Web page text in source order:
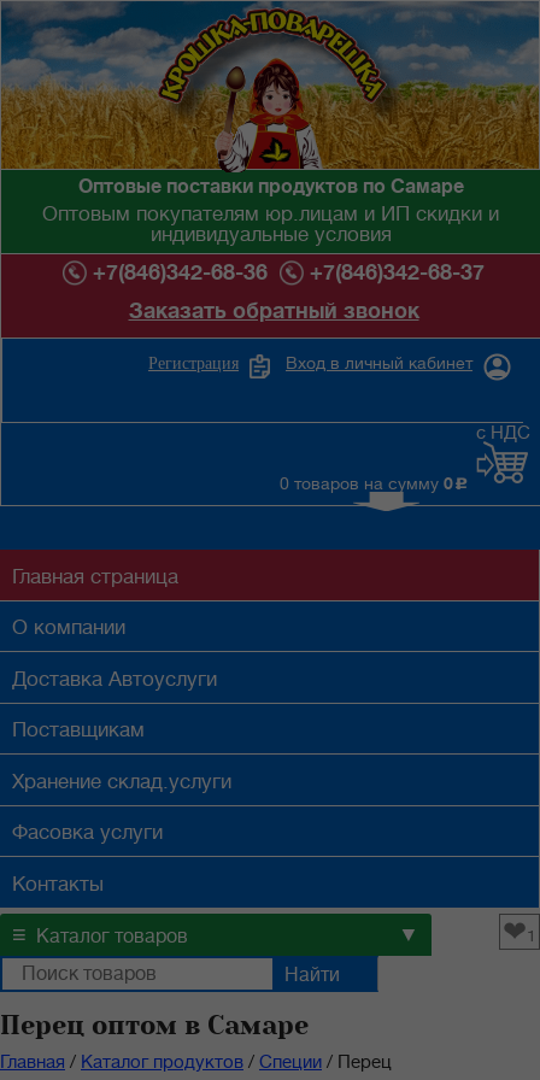
Оптовые поставки продуктов по Самаре
Оптовым покупателям юр.лицам и ИП скидки и
индивидуальные условия
+7(846)342-68-36
+7(846)342-68-37
Заказать обратный звонок
Вход в личный кабинет
Регистрация
0 товаров на сумму 0 c
с НДС
Главная страница
О компании
Доставка Автоуслуги
Поставщикам
Хранение склад.услуги
Фасовка услуги
Контакты
≡ Каталог товаров ▼ ❤1
Перец оптом в Самаре
Главная / Каталог продуктов / Специи / Перец